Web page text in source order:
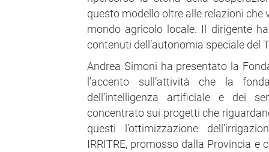
questo modello oltre alle relazioni che
mondo agricolo locale. Il dirigente
contenuti dell’autonomia speciale del
Andrea Simoni ha presentato la
l’accento sull’attività che la
dell’intelligenza artificiale e dei
concentrato sui progetti che
questi l’ottimizzazione
IRRITRE, promosso dalla Provincia e